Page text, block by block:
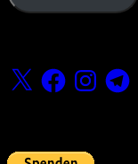
X FacebookInstagram